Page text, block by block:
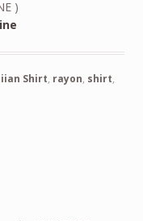
)
Shirt, rayon, shirt,